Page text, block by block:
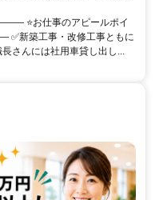
お仕事のアピールポイ
工事・改修工事ともに
さんには社用車貸し出し...